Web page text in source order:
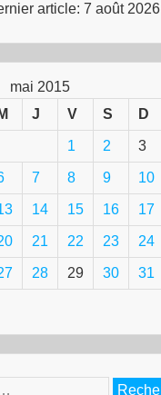
article: 7 août 2026
mai 2015
M J V S D
1 2 3
7 8 9 10
14 15 16 17
21 22 23 24
28 29 30 31